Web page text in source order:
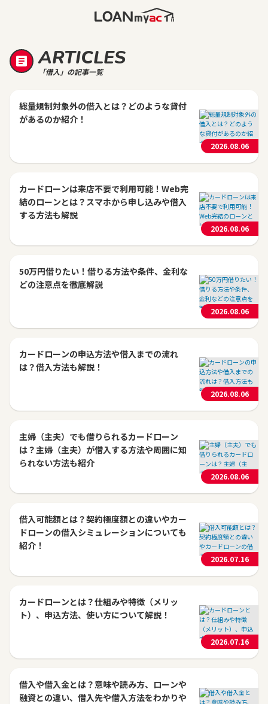
ARTICLES
「借入」の記事一覧
総量規制対象外の借入とは？どのような貸付
があるのか紹介！
2026.08.06
カードローンは来店不要で利用可能！Web完
結のローンとは？スマホから申し込みや借入
する方法も解説
2026.08.06
50万円借りたい！借りる方法や条件、金利な
どの注意点を徹底解説
2026.08.06
カードローンの申込方法や借入までの流れ
は？借入方法も解説！
2026.08.06
主婦（主夫）でも借りられるカードローン
は？主婦（主夫）が借入する方法や周囲に知
られない方法も紹介
2026.08.06
借入可能額とは？契約極度額との違いやカー
ドローンの借入シミュレーションについても
紹介！
2026.07.16
カードローンとは？仕組みや特徴（メリッ
ト）、申込方法、使い方について解説！
2026.07.16
借入や借入金とは？意味や読み方、ローンや
融資との違い、借入先や借入方法をわかりや